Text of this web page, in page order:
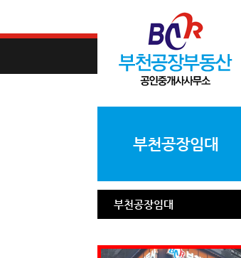
부천공장임대
부천공장임대